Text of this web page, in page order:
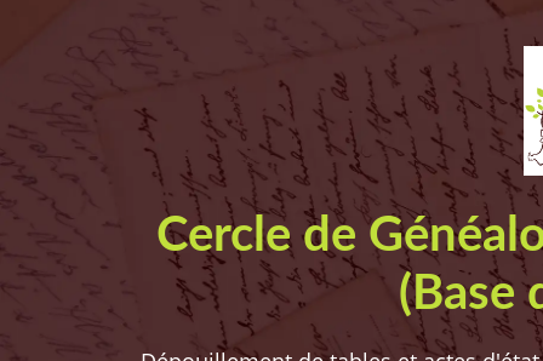
Cercle de
(Base